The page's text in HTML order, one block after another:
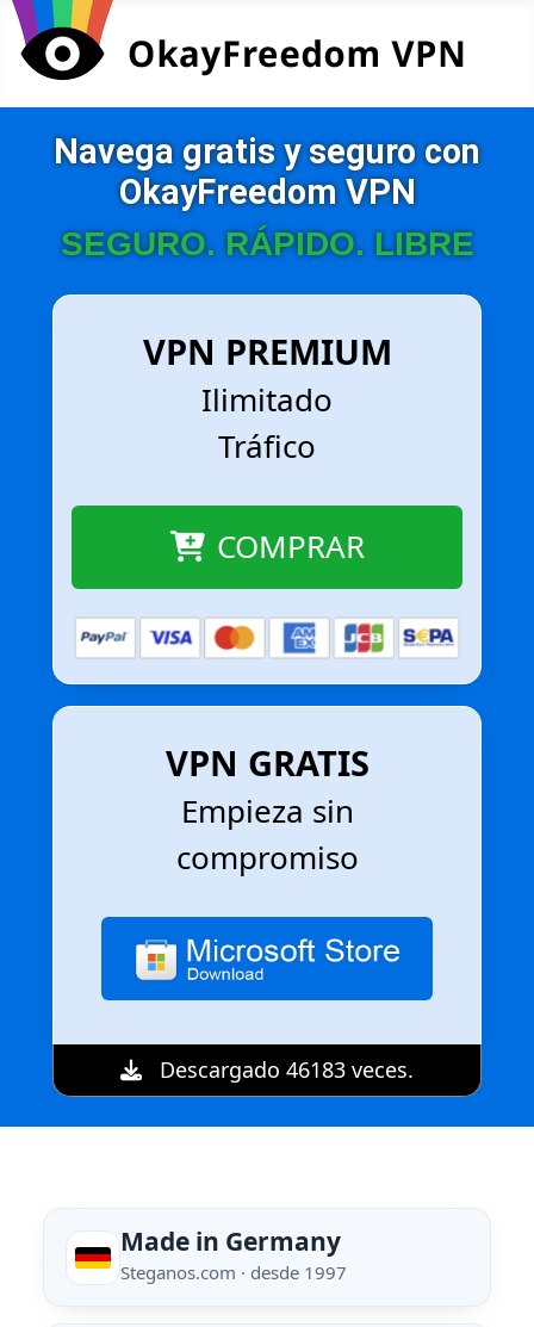
Navega gratis y segurocon
OkayFreedom VPN
SEGURO. RÁPIDO. LIBRE
VPN GRATIS
Empieza sin
compromiso
Descargado 46183 veces.
VPN PREMIUM
Ilimitado
Tráfico
COMPRAR
Made in Germany
Steganos.com · desde 1997